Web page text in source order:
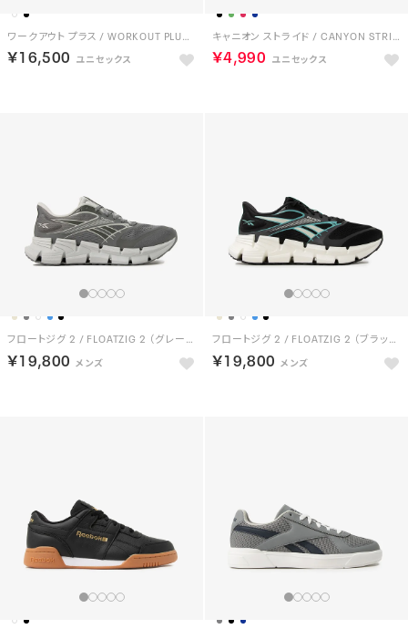
ワークアウト プラス / WORKOUT PLUS （チョーク）
￥16,500
キャニオン ストライド / CANYON STRIDE SA （ブラック）
￥4,990
フロートジグ 2 / FLOATZIG 2 （グレー/グレー）
￥19,800
フロートジグ 2 / FLOATZIG 2 （ブラック/ターコイズ）
￥19,800